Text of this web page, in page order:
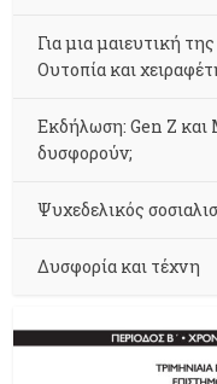
Για μια μαιευτική
Ουτοπία και
Εκδήλωση: Gen Z
δυσφορούν;
Ψυχεδελικός
Δυσφορία και τέχνη